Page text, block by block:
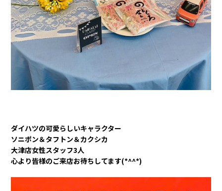
ダイハツの可愛らしいキャラクター
ソニポン＆タフトン＆カクシカ
大津店女性スタッフ3人
心より皆様のご来店お待ちしてます(*^^*)